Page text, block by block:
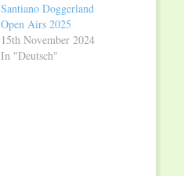
Santiano Doggerland
Open Airs 2025
15th November 2024
In "Deutsch"